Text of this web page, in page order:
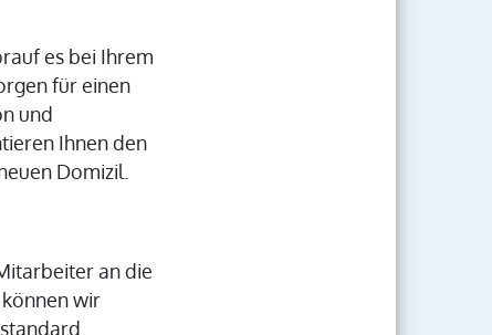
es bei Ihrem
für einen
und
Ihnen den
Domizil.
an die
wir